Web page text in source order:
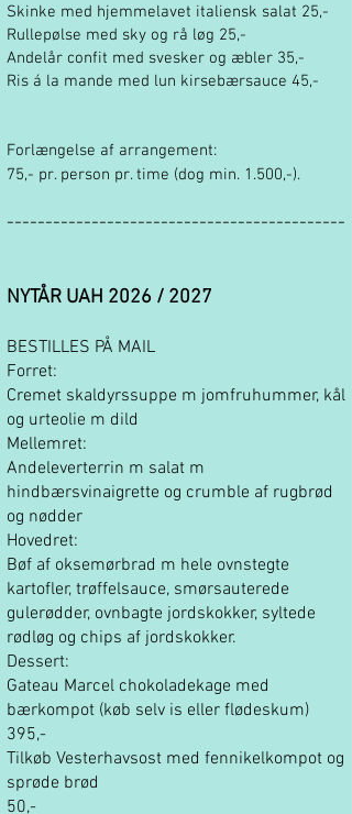
Skinke med hjemmelavet italiensk salat 25,-
Rullepølse med sky og rå løg 25,-
Andelår confit med svesker og æbler 35,-
Ris á la mande med lun kirsebærsauce 45,-
Forlængelse af arrangement:
75,- pr. person pr. time (dog min. 1.500,-).
--------------------------------------------
NYTÅR UAH 2026 / 2027
BESTILLES PÅ MAIL
Forret:
Cremet skaldyrssuppe m jomfruhummer, kål
og urteolie m dild
Mellemret:
Andeleverterrin m salat m
hindbærsvinaigrette og crumble af rugbrød
og nødder
Hovedret:
Bøf af oksemørbrad m hele ovnstegte
kartofler, trøffelsauce, smørsauterede
gulerødder, ovnbagte jordskokker, syltede
rødløg og chips af jordskokker.
Dessert:
Gateau Marcel chokoladekage med
bærkompot (køb selv is eller flødeskum)
395,-
Tilkøb Vesterhavsost med fennikelkompot og
sprøde brød
50,-